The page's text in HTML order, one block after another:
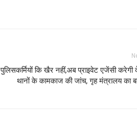
पुलिसकर्मियों कि खैर नहीं,अब प्राइवेट एजेंसी
थानों के कामकाज की जांच, गृह मंत्रालय का